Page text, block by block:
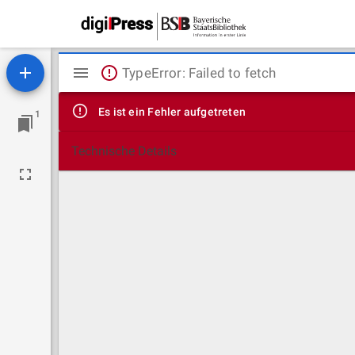
1
Mirador
Viewer
TypeError: Failed to fetch
Es ist ein Fehler aufgetreten
Technische Details